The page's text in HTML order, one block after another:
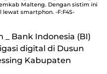
Malteng. Dengan sistim ini
smartphon. -F:F4S-
_ Bank Indonesia (BI)
digital di Dusun
Kabupaten